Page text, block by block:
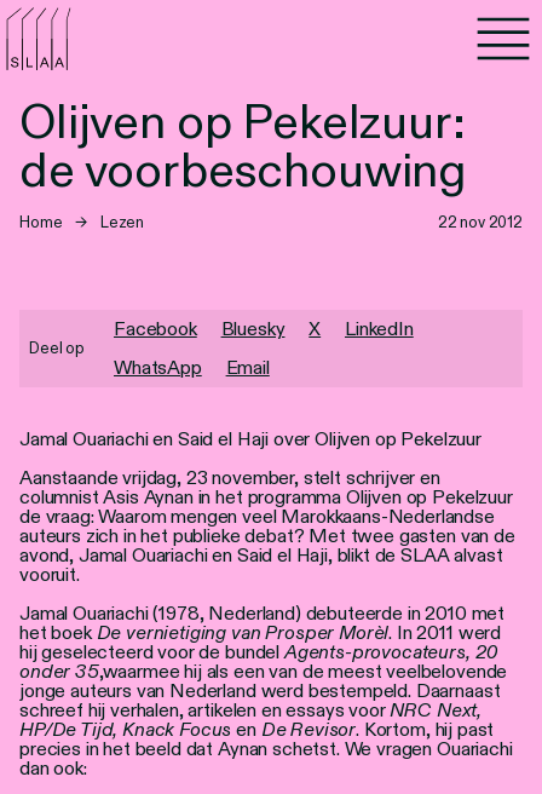
Olijven op Pekelzuur:
de voorbeschouwing
Home → Lezen 22 nov 2012
Jamal Ouariachi en Said el Haji over Olijven op Pekelzuur
Aanstaande vrijdag, 23 november, stelt schrijver en
columnist Asis Aynan in het programma Olijven op Pekelzuur
de vraag: Waarom mengen veel Marokkaans-Nederlandse
auteurs zich in het publieke debat? Met twee gasten van de
avond, Jamal Ouariachi en Said el Haji, blikt de SLAA alvast
vooruit.
Jamal Ouariachi (1978, Nederland) debuteerde in 2010 met
het boek De vernietiging van Prosper Morèl. In 2011 werd
hij geselecteerd voor de bundelAgents-provocateurs, 20
onder 35,waarmee hij als een van de meest veelbelovende
jonge auteurs van Nederland werd bestempeld. Daarnaast
schreef hij verhalen, artikelen en essays voorNRC Next,
HP/De Tijd, Knack Focus en De Revisor. Kortom, hij past
precies in het beeld dat Aynan schetst. We vragen Ouariachi
dan ook:
Deel op
Facebook Bluesky X
LinkedIn
WhatsApp
Email
Agenda
Programma's
Lezen
Nieuwsbrief
Vacatures
Locaties
Personen
Toegankelijkheid
Stadsdichter